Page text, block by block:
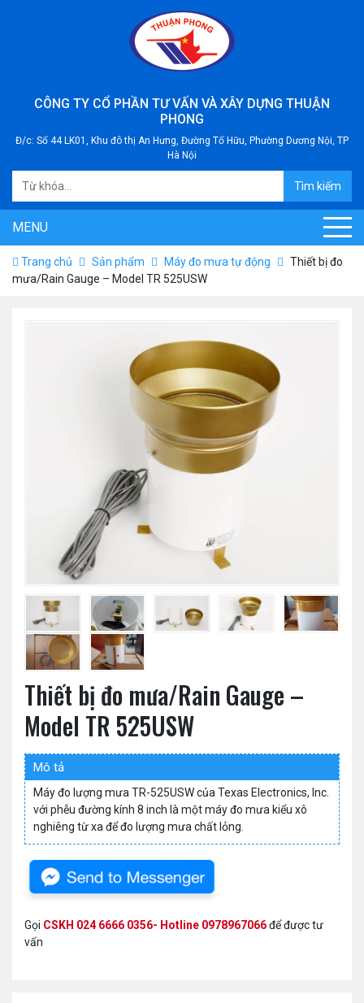
CÔNG TY CỔ PHẦN TƯ VẤN VÀ XÂY DỰNG THUẬN
PHONG
Đ/c: Số 44 LK01, Khu đô thị An Hưng, Đường Tố Hữu, Phường Dương Nội, TP
Hà Nội
Tìm kiếm
MENU
Trang chủ Sản phẩm Máy đo mưa tự động
Thiết bị đo
mưa/Rain Gauge – Model TR 525USW
Thiết bị đo mưa/Rain Gauge –
Model TR 525USW
Mô tả
Máy đo lượng mưa TR-525USW của Texas Electronics, Inc.
với phễu đường kính 8 inch là một máy đo mưa kiểu xô
nghiêng từ xa để đo lượng mưa chất lỏng.
Gọi CSKH 024 6666 0356- Hotline 0978967066để được tư
vấn